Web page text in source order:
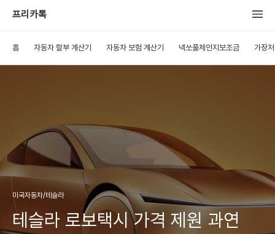
프리카톡
홈 자동차 할부 계산기 자동차 보험 계산기 넥쏘풀체인지보조금 가장
미국자동차/테슬라
테슬라 로보택시 가격 제원 과연